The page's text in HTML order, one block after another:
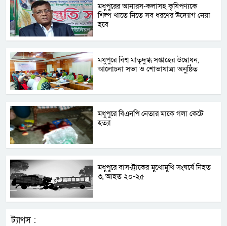
মধুপুরের আনারস-কলাসহ কৃষিপণ্যকে
শিল্প খাতে নিতে সব ধরণের উদ্যোগ নেয়া
হবে
মধুপুরে বিশ্ব মাতৃদুগ্ধ সপ্তাহের উদ্বোধন,
আলোচনা সভা ও শোভাযাত্রা অনুষ্ঠিত
মধুপুরে বিএনপি নেতার মাকে গলা কেটে
হত্যা
মধুপুরে বাস-ট্রাকের মুখোমুখি সংঘর্ষে নিহত
৩, আহত ২০-২৫
ট্যাগস :